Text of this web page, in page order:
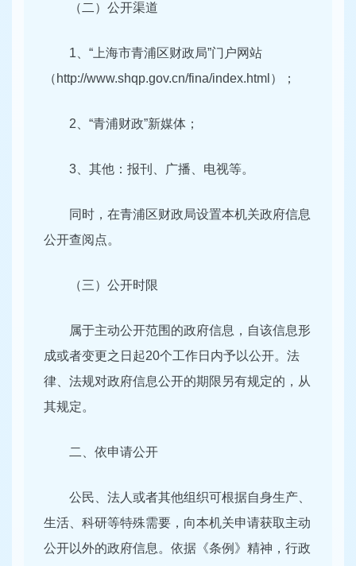
（二）公开渠道
1、“上海市青浦区财政局”门户网站
（http://www.shqp.gov.cn/fina/index.html）；
2、“青浦财政”新媒体；
3、其他：报刊、广播、电视等。
同时，在青浦区财政局设置本机关政府信息
公开查阅点。
（三）公开时限
属于主动公开范围的政府信息，自该信息形
成或者变更之日起20个工作日内予以公开。法
律、法规对政府信息公开的期限另有规定的，从
其规定。
二、依申请公开
公民、法人或者其他组织可根据自身生产、
生活、科研等特殊需要，向本机关申请获取主动
公开以外的政府信息。依据《条例》精神，行政